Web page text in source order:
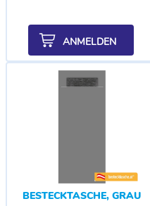
ANMELDEN
BESTECKTASCHE, GRAU